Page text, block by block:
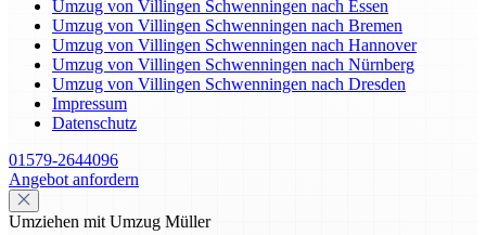
Umzug von Villingen Schwenningen nach Essen
Umzug von Villingen Schwenningen nach Bremen
Umzug von Villingen Schwenningen nach Hannover
Umzug von Villingen Schwenningen nach Nürnberg
Umzug von Villingen Schwenningen nach Dresden
Impressum
Datenschutz
01579-2644096
Angebot anfordern
Umziehen mit Umzug Müller